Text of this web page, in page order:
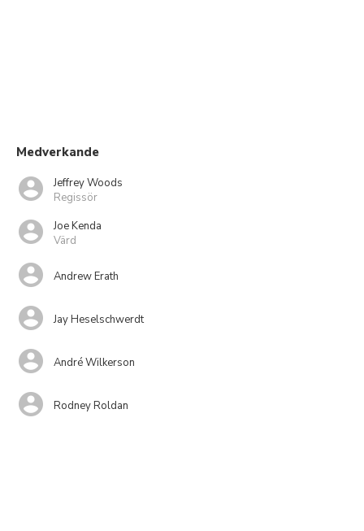
Medverkande
Jeffrey Woods
Regissör
Joe Kenda
Värd
Andrew Erath
Jay Heselschwerdt
André Wilkerson
Rodney Roldan